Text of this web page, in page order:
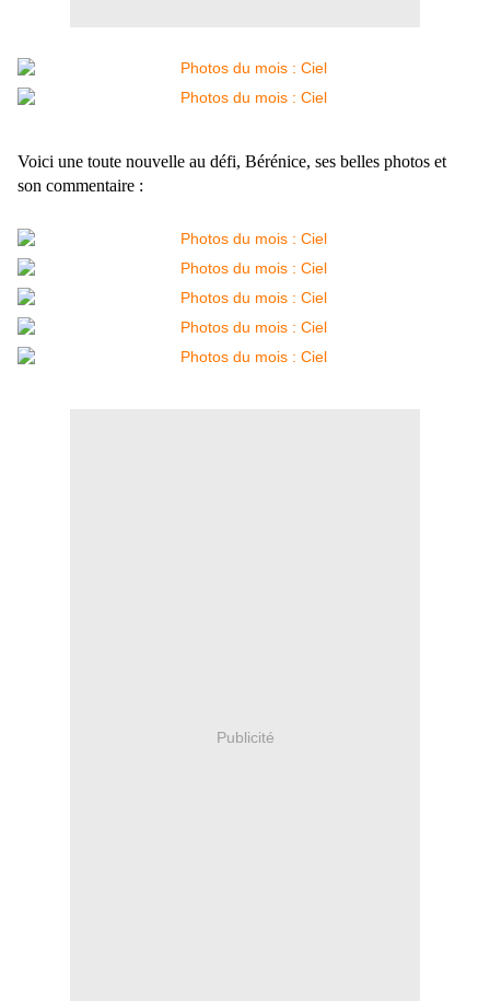
Voici une toute nouvelle au défi, Bérénice, ses belles photos et
son commentaire :
Publicité